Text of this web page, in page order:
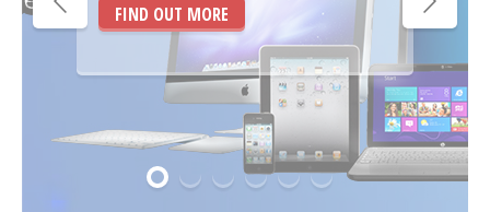
FIND OUT MORE